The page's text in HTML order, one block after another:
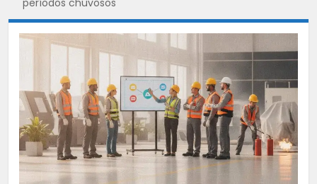
períodos chuvosos